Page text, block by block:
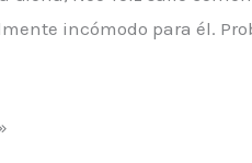
incómodo para él.